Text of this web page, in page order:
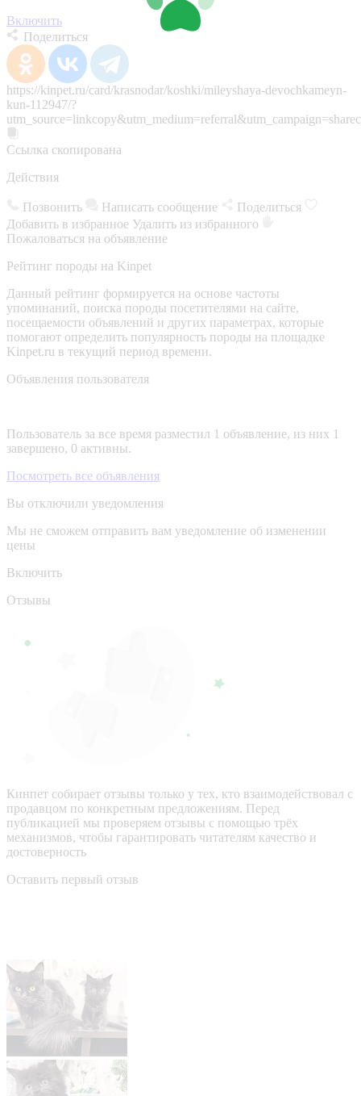
Включить
Поделиться
https://kinpet.ru/card/krasnodar/koshki/mileyshaya-devochkameyn-
kun-112947/?
Ссылка скопирована
Действия
Позвонить Написать сообщение
Поделиться
Добавить в избранное Удалить из избранного
Пожаловаться на объявление
Рейтинг породы на Kinpet
Данный рейтинг формируется на основе частоты
упоминаний, поиска породы посетителями на сайте,
посещаемости объявлений и других параметрах, которые
помогают определить популярность породы на площадке
Kinpet.ru в текущий период времени.
Объявления пользователя
Пользователь за все время разместил 1 объявление, из них 1
завершено, 0 активны.
Посмотреть все объявления
Вы отключили уведомления
Мы не сможем отправить вам уведомление об изменении
цены
Включить
Отзывы
Кинпет собирает отзывы только у тех, кто взаимодействовал с
продавцом по конкретным предложениям. Перед
публикацией мы проверяем отзывы с помощью трёх
механизмов, чтобы гарантировать читателям качество и
достоверность
Оставить первый отзыв